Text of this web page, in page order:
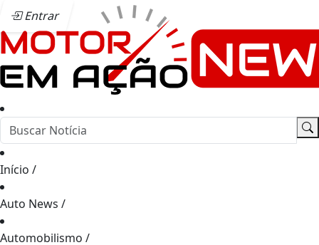
Entrar
Início /
Auto News /
Automobilismo /